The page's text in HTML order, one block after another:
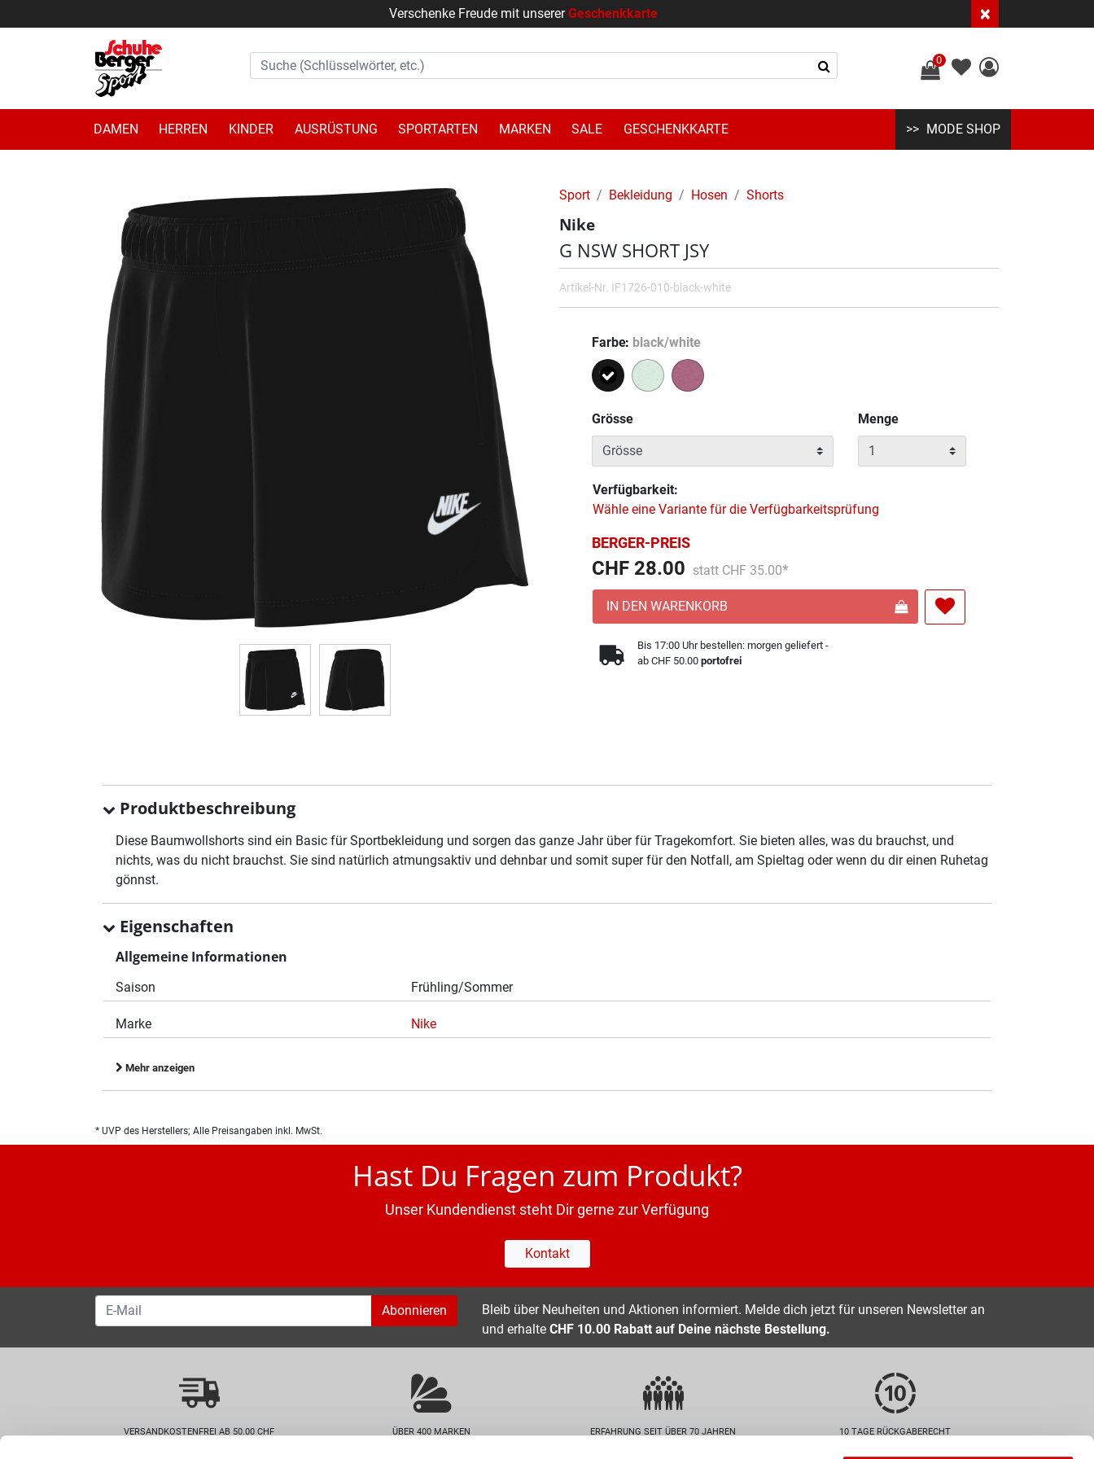
Verschenke Freude mit unsererGeschenkkarte ×
0
DAMEN HERREN KINDER AUSRÜSTUNG SPORTARTEN MARKEN SALE GESCHENKKARTE MODE SHOP
Sport Bekleidung Hosen Shorts
Nike
G NSW SHORT JSY
Artikel-Nr. IF1726-010-black-white
Farbe black/white
Grösse
Menge
Verfügbarkeit:
Wähle eine Variante für die Verfügbarkeitsprüfung
BERGER-PREIS
CHF 28.00 Preis reduziert von
statt CHF 35.00
An
IN DEN WARENKORB
Bis 17:00 Uhr bestellen: morgen geliefert -
ab CHF 50.00portofrei
Produktbeschreibung
Diese Baumwollshorts sind ein Basic für Sportbekleidung und sorgen das ganze Jahr über für Tragekomfort. Sie bieten alles, was du brauchst, und
nichts, was du nicht brauchst. Sie sind natürlich atmungsaktiv und dehnbar und somit super für den Notfall, am Spieltag oder wenn du dir einen Ruhetag
gönnst.
Eigenschaften
Allgemeine Informationen
Saison Frühling/Sommer
Marke Nike
Mehr anzeigen
* UVP des Herstellers; Alle Preisangaben inkl. MwSt.
Hast Du Fragen zum Produkt?
Unser Kundendienst steht Dir gerne zur Verfügung
Kontakt
Abonnieren
Bleib über Neuheiten und Aktionen informiert. Melde dich jetzt für unseren Newsletter an
und erhalte CHF 10.00 Rabatt auf Deine nächste Bestellung.
VERSANDKOSTENFREI AB 50.00 CHF ÜBER 400 MARKEN ERFAHRUNG SEIT ÜBER 70 JAHREN 10 TAGE RÜCKGABERECHT